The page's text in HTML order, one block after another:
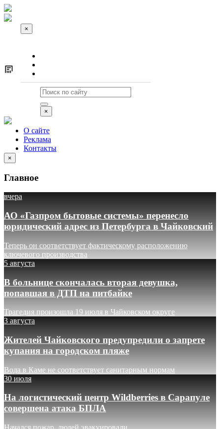
×
×
О сайте
Реклама
Контакты
×
Главное
вчера
АО «Газпром бытовые системы» перенесло
юридический адрес из Петербурга в Чайковский
Теперь он соответствует фактическому расположению
ключевого производства
5 августа
В больнице скончалась вторая девушка,
попавшая в ДТП на питбайке
Трагедия произошла 19 июля в Чайковском округе
3 августа
Жителей Чайковского предупредили о запрете
купания на городском пляже
Вода в Каме не соответствует санитарным нормам
30 июля
На логистический центр Wildberries в Сарапуле
совершена атака БПЛА